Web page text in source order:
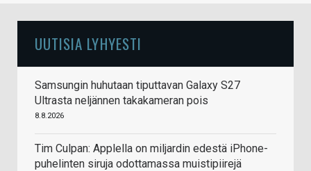
UUTISIA LYHYESTI
Samsungin huhutaan tiputtavan Galaxy S27
Ultrasta neljännen takakameran pois
8.8.2026
Tim Culpan: Applella on miljardin edestä iPhone-
puhelinten siruja odottamassa muistipiirejä